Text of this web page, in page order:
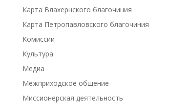
Карта Влахернского благочиния
Карта Петропавловского благочиния
Комиссии
Культура
Медиа
Межприходское общение
Миссионерская деятельность